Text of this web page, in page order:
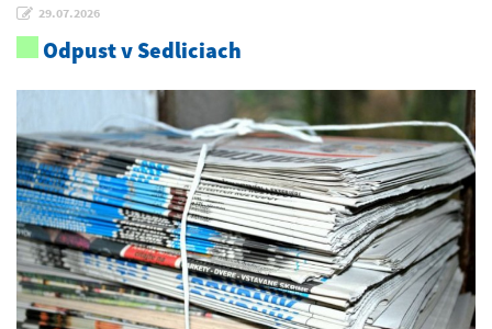
29.07.2026
Odpust v Sedliciach